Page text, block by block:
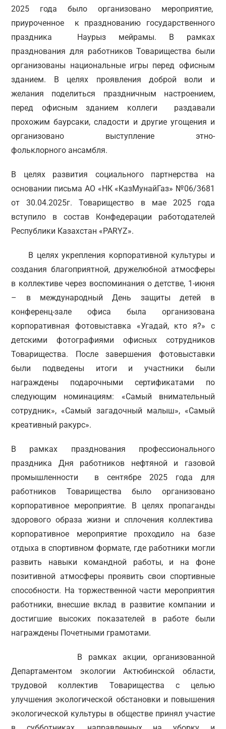
2025 года было организовано мероприятие,
приуроченное к празднованию государственного
праздника Наурыз мейрамы. В рамках
празднования для работников Товарищества были
организованы национальные игры перед офисным
зданием. В целях проявления доброй воли и
желания поделиться праздничным настроением,
перед офисным зданием коллеги раздавали
прохожим баурсаки, сладости и другие угощения и
организовано выступление этно-
фольклорного ансамбля.
В целях развития социального партнерства на
основании письма АО «НК «КазМунайГаз» №06/3681
от 30.04.2025г. Товарищество в мае 2025 года
вступило в состав Конфедерации работодателей
Республики Казахстан «PARYZ».
В целях укрепления корпоративной культуры и
создания благоприятной, дружелюбной атмосферы
в коллективе через воспоминания о детстве, 1-июня
– в международный День защиты детей в
конференц-зале офиса была организована
корпоративная фотовыставка «Угадай, кто я?» с
детскими фотографиями офисных сотрудников
Товарищества. После завершения фотовыставки
были подведены итоги и участники были
награждены подарочными сертификатами по
следующим номинациям: «Самый внимательный
сотрудник», «Самый загадочный малыш», «Самый
креативный ракурс».
В рамках празднования профессионального
праздника Дня работников нефтяной и газовой
промышленности в сентябре 2025 года для
работников Товарищества было организовано
корпоративное мероприятие. В целях пропаганды
здорового образа жизни и сплочения коллектива
корпоративное мероприятие проходило на базе
отдыха в спортивном формате, где работники могли
развить навыки командной работы, и на фоне
позитивной атмосферы проявить свои спортивные
способности. На торжественной части мероприятия
работники, внесшие вклад в развитие компании и
достигшие высоких показателей в работе были
награждены Почетными грамотами.
В рамках акции, организованной
Департаментом экологии Актюбинской области,
трудовой коллектив Товарищества с целью
улучшения экологической обстановки и повышения
экологической культуры в обществе принял участие